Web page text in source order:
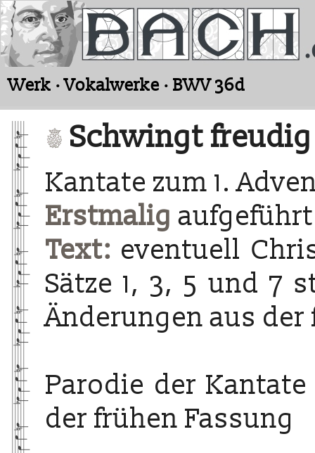
Werk · Vokalwerke · BWV 36d
Schwingt
Kantate zum 1.
Erstmalig aufgeführt
Text: eventuell
Sätze 1, 3, 5 und 7
Änderungen aus
Parodie der
der frühen Fassung